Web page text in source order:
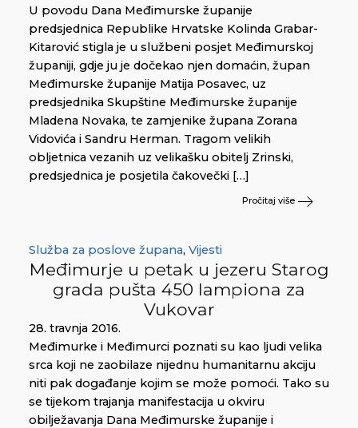
U povodu Dana Međimurske županije
predsjednica Republike Hrvatske Kolinda Grabar-
Kitarović stigla je u službeni posjet Međimurskoj
županiji, gdje ju je dočekao njen domaćin, župan
Međimurske županije Matija Posavec, uz
predsjednika Skupštine Međimurske županije
Mladena Novaka, te zamjenike župana Zorana
Vidovića i Sandru Herman. Tragom velikih
obljetnica vezanih uz velikašku obitelj Zrinski,
predsjednica je posjetila čakovečki […]
Pročitaj više
Služba za poslove župana, Vijesti
Međimurje u petak u jezeru Starog
grada pušta 450 lampiona za
Vukovar
28. travnja 2016.
Međimurke i Međimurci poznati su kao ljudi velika
srca koji ne zaobilaze nijednu humanitarnu akciju
niti pak događanje kojim se može pomoći. Tako su
se tijekom trajanja manifestacija u okviru
obilježavanja Dana Međimurske županije i